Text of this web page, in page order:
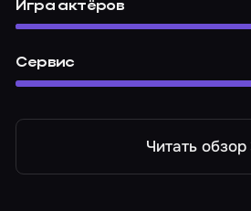
Игра актёров
Сервис
Читать обзор